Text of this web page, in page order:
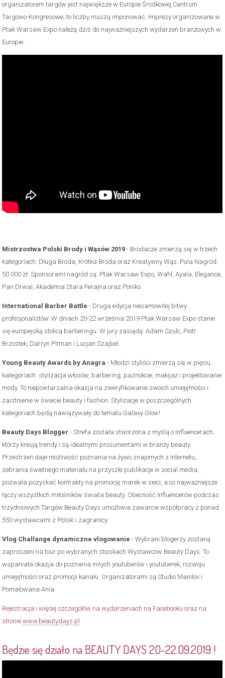
organizatorem targów jest największe w Europie Środkowej Centrum
Targowo-Kongresowe, to liczby muszą imponować. Imprezy organizowane w
Ptak Warsaw Expo należą dziś do najważniejszych wydarzeń branżowych w
Europie.
Mistrzostwa Polski Brody i Wąsów 2019 - Brodacze zmierzą się w trzech
kategoriach: Długa Broda, Krótka Broda oraz Kreatywny Wąs. Pula Nagród:
50 000 zł. Sponsorami nagród są: Ptak Warsaw Expo, Wahl, Ayala, Elegance,
Pan Drwal, Akademia Stara Ferajna oraz Poniks.
International Barber Battle - Druga edycja niesamowitej bitwy
profesjonalistów. W dniach 20-22 września 2019 Ptak Warsaw Expo stanie
się europejską stolicą barberingu. W jury zasiądą: Adam Szulc, Piotr
Brzostek, Darryn Pitman i Lucjan Szajbel.
Young Beauty Awards by Anagra - Młodzi styliści zmierzą się w pięciu
kategoriach: stylizacja włosów, barbering, paznokcie, makijaż i projektowanie
mody. To niepowtarzalna okazja na zweryfikowanie swoich umiejętności i
zaistnienie w świecie beauty i fashion. Stylizacje w poszczególnych
kategoriach będą nawiązywały do tematu Galaxy Glow!
Beauty Days Blogger - Strefa została stworzona z myślą o Influencerach,
którzy kreują trendy i są idealnymi prosumentami w branży beauty.
Przestrzeń daje możliwość poznania na żywo znajomych z Internetu,
zebrania świetnego materiału na przyszłe publikacje w social media,
pozwala pozyskać kontrakty na promocję marek w sieci, a co najważniejsze
łączy wszystkich miłośników świata beauty. Obecność Influencerów podczas
trzydniowych Targów Beauty Days umożliwia zawarcie współpracy z ponad
550 wystawcami z Polski i zagranicy.
Vlog Challange dynamiczne vlogowanie - Wybrani blogerzy zostaną
zaproszeni na tour po wybranych stoiskach Wystawców Beauty Days. To
wspaniała okazja do poznania innych youtuberów i youtuberek, rozwoju
umiejętności oraz promocji kanału. Organizatorami są Studio Manilov i
Pomalowana Ania.
Rejestracja i więcej szczegółów na wydarzeniach na Facebooku oraz na
stronie www.beautydays.pl
Będzie się działo na BEAUTY DAYS 20-22.09.2019 !